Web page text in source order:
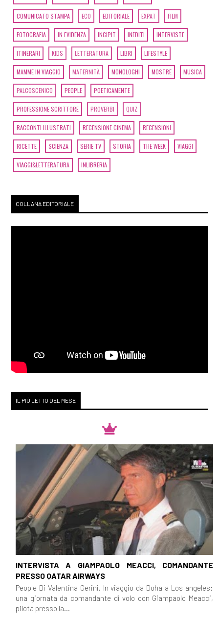
COMUNICATO STAMPA ECO EDITORIALE EXPAT FILM
FOTOGRAFIA IN EVIDENZA INCIPIT INEDITI INTERVISTE
ITINERARI KIDS LETTERATURA LIBRI LIFESTYLE
MAMME IN VIAGGIO MATERNITÀ MONOLOGHI MOSTRE MUSICA
PALCOSCENICO PEOPLE POETICAMENTE
PROFESSIONE SCRITTORE PROVERBI QUIZ
RACCONTI ILLUSTRATI RECENSIONE CINEMA RECENSIONI
RICETTE SCIENZA SERIE TV STORIA THE WEEK VIAGGI
VIAGGI&LETTERATURA INLIBRERIA
COLLANA EDITORIALE
IL PIÙ LETTO DEL MESE
INTERVISTA A GIAMPAOLO MEACCI, COMANDANTE
PRESSO QATAR AIRWAYS
People Di Valentina Gerini. In viaggio da Doha a Los angeles:
una giornata da comandante di volo con Giampaolo Meacci,
pilota presso la...